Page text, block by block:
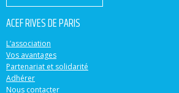
ACEF RIVES DE PARIS
L’association
Vos avantages
Partenariat et solidarité
Adhérer
Nous contacter